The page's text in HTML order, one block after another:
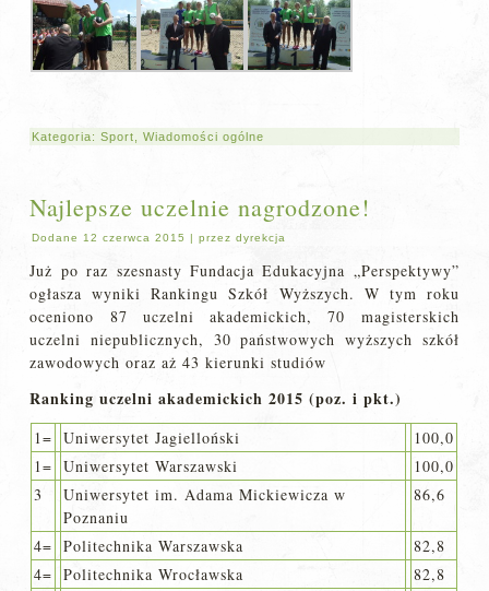
Kategoria:Sport ,Wiadomości ogólne
Najlepsze uczelnie nagrodzone!
Dodane 12 czerwca 2015 |przez dyrekcja
Już po raz szesnasty Fundacja Edukacyjna „Perspektywy”
ogłasza wyniki Rankingu Szkół Wyższych. W tym roku
oceniono 87 uczelni akademickich, 70 magisterskich
uczelni niepublicznych, 30 państwowych wyższych szkół
zawodowych oraz aż 43 kierunki studiów
Ranking uczelni akademickich 2015 (poz. i pkt.)
1= Uniwersytet Jagielloński
100,0
1=
Uniwersytet Warszawski
100,0
3
Uniwersytet im. Adama Mickiewicza w
Poznaniu
86,6
4= Politechnika Warszawska
82,8
4=
Politechnika Wrocławska
82,8